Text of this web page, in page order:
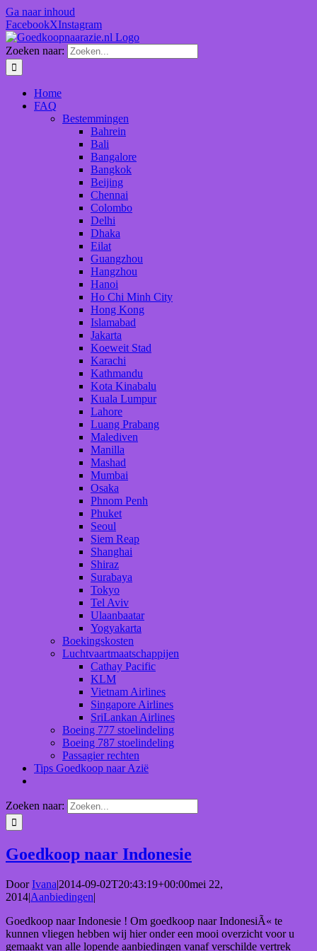
Ga naar inhoud
FacebookXInstagram
Zoeken naar:
Home
FAQ
Bestemmingen
Bahrein
Bali
Bangalore
Bangkok
Beijing
Chennai
Colombo
Delhi
Dhaka
Eilat
Guangzhou
Hangzhou
Hanoi
Ho Chi Minh City
Hong Kong
Islamabad
Jakarta
Koeweit Stad
Karachi
Kathmandu
Kota Kinabalu
Kuala Lumpur
Lahore
Luang Prabang
Malediven
Manilla
Mashad
Mumbai
Osaka
Phnom Penh
Phuket
Seoul
Siem Reap
Shanghai
Shiraz
Surabaya
Tokyo
Tel Aviv
Ulaanbaatar
Yogyakarta
Boekingskosten
Luchtvaartmaatschappijen
Cathay Pacific
KLM
Vietnam Airlines
Singapore Airlines
SriLankan Airlines
Boeing 777 stoelindeling
Boeing 787 stoelindeling
Passagier rechten
Tips Goedkoop naar Azië
Zoeken naar:
Goedkoop naar Indonesie
DoorIvana|2014-09-02T20:43:19+00:00mei 22,
2014|Aanbiedingen|
Goedkoop naar Indonesie ! Om goedkoop naar IndonesiÃ« te
kunnen vliegen hebben wij hier onder een mooi overzicht voor u
gemaakt van alle lopende aanbiedingen vanaf verschilde vertrek